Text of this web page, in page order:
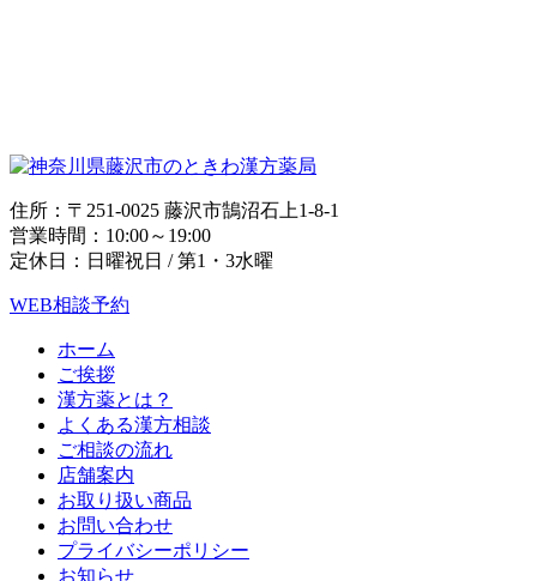
住所：〒251-0025 藤沢市鵠沼石上1-8-1
営業時間：10:00～19:00
定休日：日曜祝日 / 第1・3水曜
WEB相談予約
ホーム
ご挨拶
漢方薬とは？
よくある漢方相談
ご相談の流れ
店舗案内
お取り扱い商品
お問い合わせ
プライバシーポリシー
お知らせ